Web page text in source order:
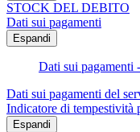
STOCK DEL DEBITO
Dati sui pagamenti
Espandi
Dati sui pagamenti
Dati sui pagamenti del
Indicatore di tempestività
Espandi